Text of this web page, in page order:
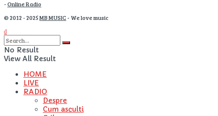
-Online Radio
© 2012 - 2025MB MUSIC- We love music
No Result
View All Result
HOME
LIVE
RADIO
Despre
Cum asculti